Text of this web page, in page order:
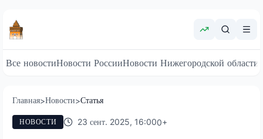
Все новостиНовости РоссииНовости Нижегородской области
Главная>Новости>Статья
НОВОСТИ 23 сент. 2025, 16:000+